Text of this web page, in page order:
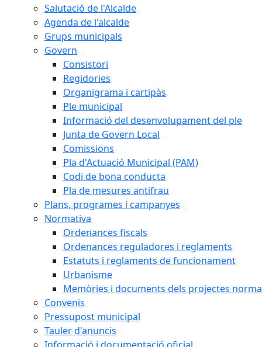
Salutació de l'Alcalde
Agenda de l'alcalde
Grups municipals
Govern
Consistori
Regidories
Organigrama i cartipàs
Ple municipal
Informació del desenvolupament del ple
Junta de Govern Local
Comissions
Pla d'Actuació Municipal (PAM)
Codi de bona conducta
Pla de mesures antifrau
Plans, programes i campanyes
Normativa
Ordenances fiscals
Ordenances reguladores i reglaments
Estatuts i reglaments de funcionament
Urbanisme
Memòries i documents dels projectes
Convenis
Pressupost municipal
Tauler d'anuncis